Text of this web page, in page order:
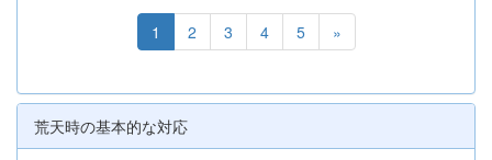
1 2 3 4 5 »
荒天時の基本的な対応